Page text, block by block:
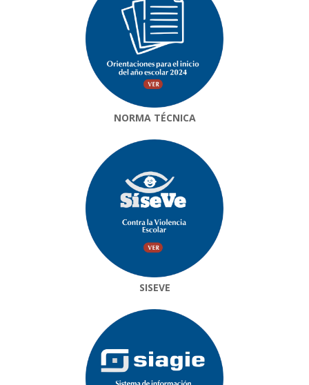
NORMA TÉCNICA
SISEVE